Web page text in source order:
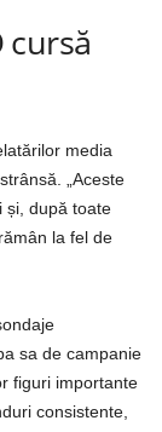
cursă
media
„Aceste
și, după toate
la fel de
sa de campanie
figuri importante
consistente,